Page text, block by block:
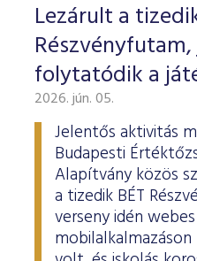
Lezárult a
folytatódik a
2026. jún. 05.
Jelentős aktivitás
Budapesti
Alapítvány közös
a tizedik BÉT
verseny idén